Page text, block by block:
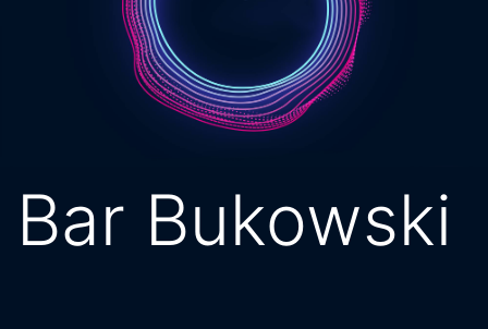
Bar Bukowski